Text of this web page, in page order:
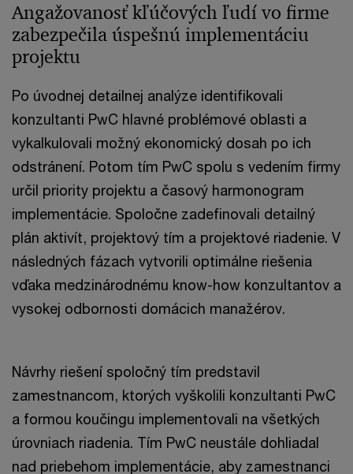
Angažovanosť kľúčových ľudí vo firme
zabezpečila úspešnú implementáciu
projektu
Po úvodnej detailnej analýze identifikovali
konzultanti PwC hlavné problémové oblasti a
vykalkulovali možný ekonomický dosah po ich
odstránení. Potom tím PwC spolu s vedením firmy
určil priority projektu a časový harmonogram
implementácie. Spoločne zadefinovali detailný
plán aktivít, projektový tím a projektové riadenie. V
následných fázach vytvorili optimálne riešenia
vďaka medzinárodnému know-how konzultantov a
vysokej odbornosti domácich manažérov.
Návrhy riešení spoločný tím predstavil
zamestnancom, ktorých vyškolili konzultanti PwC
a formou koučingu implementovali na všetkých
úrovniach riadenia. Tím PwC neustále dohliadal
nad priebehom implementácie, aby zamestnanci